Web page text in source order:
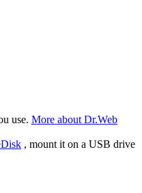
use. More about Dr.Web
, mount it on a USB drive